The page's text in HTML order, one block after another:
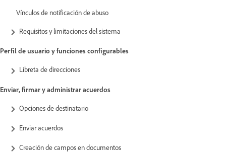
Vínculos de notificación de abuso
Requisitos y limitaciones del sistema
Perfil de usuario y funciones configurables
Libreta de direcciones
Enviar, firmar y administrar acuerdos
Opciones de destinatario
Enviar acuerdos
Creación de campos en documentos